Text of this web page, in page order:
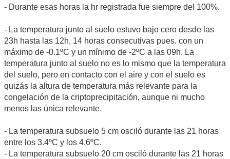
- Durante esas horas la hr registrada fue siempre del 100%.
- La temperatura junto al suelo estuvo bajo cero desde las
23h hasta las 12h, 14 horas consecutivas pues. con un
máximo de -0.1ºC y un mínimo de -2ºC a las 09h. La
temperatura junto al suelo no es lo mismo que la temperatura
del suelo, pero en contacto con el aire y con el suelo es
quizás la altura de temperatura más relevante para la
congelación de la criptoprecipitación, aunque ni mucho
menos las única relevante.
- La temperatura subsuelo 5 cm osciló durante las 21 horas
entre los 3.4ºC y los 4.6ºC.
- La temperatura subsuelo 20 cm osciló durante las 21 horas